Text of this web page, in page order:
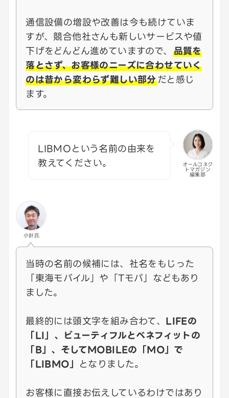
通信設備の増設や改善は今も続けていま
すが、競合他社さんも新しいサービスや値
下げをどんどん進めていますので、 品質を
落とさず、お客様のニーズに合わせていく
のは昔から変わらず難しい部分だと感じ
ます。
オールコネク
トマガジン
編集部
LIBMOという名前の由来を
教えてください。
小針氏
当時の名前の候補には、社名をもじった
「東海モバイル」や「Tモバ」などもあり
ました。
最終的には頭文字を組み合わて、 LIFEの
「LI」、ビューティフルとベネフィットの
「B」、そしてMOBILEの「MO」で
「LIBMO」
となりました。
お客様に直接お伝えしているわけではあり